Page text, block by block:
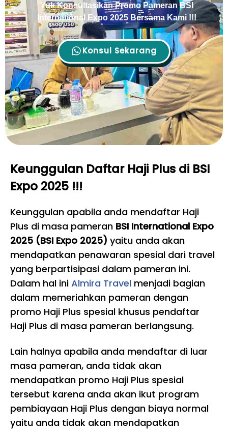
Yuk Konsultasikan Promo Pameran BSI
International Expo 2025 Bersama Kami !!!
Konsul Sekarang
Keunggulan Daftar Haji Plus di BSI
Expo 2025 !!!
Keunggulan apabila anda mendaftar Haji
Plus di masa pameran BSI International Expo
2025 (BSI Expo 2025) yaitu anda akan
mendapatkan penawaran spesial dari travel
yang berpartisipasi dalam pameran ini.
Dalam hal ini Almira Travel menjadi bagian
dalam memeriahkan pameran dengan
promo Haji Plus spesial khusus pendaftar
Haji Plus di masa pameran berlangsung.
Lain halnya apabila anda mendaftar di luar
masa pameran, anda tidak akan
mendapatkan promo Haji Plus spesial
tersebut karena anda akan ikut program
pembiayaan Haji Plus dengan biaya normal
yaitu anda tidak akan mendapatkan